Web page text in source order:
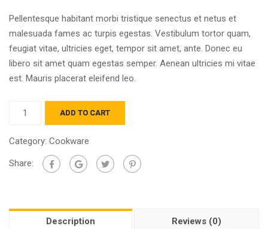
Pellentesque habitant morbi tristique senectus et netus et
malesuada fames ac turpis egestas. Vestibulum tortor quam,
feugiat vitae, ultricies eget, tempor sit amet, ante. Donec eu
libero sit amet quam egestas semper. Aenean ultricies mi vitae
est. Mauris placerat eleifend leo.
Cup
pattern
ADD TO CART
Category: Cookware
Share:
Description Reviews (0)